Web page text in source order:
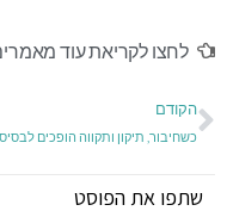
לחצו לקריאת עוד
הקודם
שתפו את הפוסט